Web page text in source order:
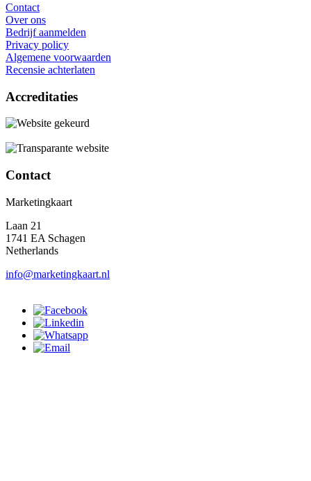
Contact
Over ons
Bedrijf aanmelden
Privacy policy
Algemene voorwaarden
Recensie achterlaten
Accreditaties
Contact
Marketingkaart
Laan 21
1741 EA Schagen
Netherlands
info@marketingkaart.nl